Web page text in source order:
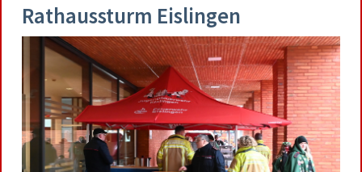
Rathaussturm Eislingen